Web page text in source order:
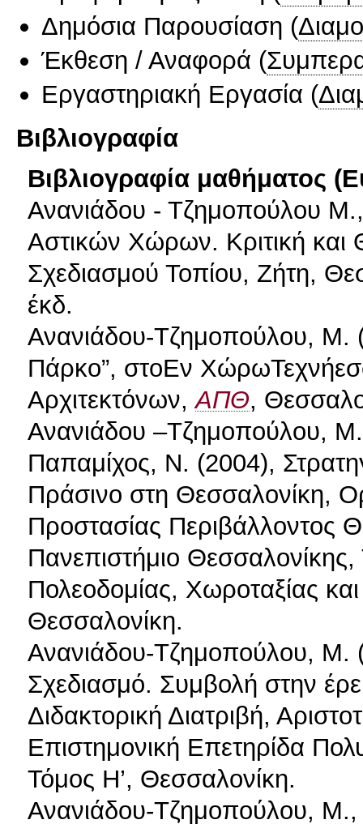
Δημόσια Παρουσίαση (
Έκθεση / Αναφορά (
Εργαστηριακή Εργασία (
Βιβλιογραφία
Βιβλιογραφία μαθήματος
Ανανιάδου - Τζημοπούλου Μ.,
Αστικών Χώρων. Κριτική και
Σχεδιασμού Τοπίου, Ζήτη,
έκδ.
Ανανιάδου-Τζημοπούλου, Μ.
Πάρκο”, στοΕν
Αρχιτεκτόνων,ΑΠΘ,
Ανανιάδου –Τζημοπούλου,
Παπαμίχος, Ν. (2004),
Πράσινο στη Θεσσαλονίκη,
Προστασίας Περιβάλλοντος
Πανεπιστήμιο
Πολεοδομίας, Χωροταξίας
Θεσσαλονίκη.
Ανανιάδου-Τζημοπούλου, Μ.
Σχεδιασμό. Συμβολή στην
Διδακτορική Διατριβή,
Επιστημονική Επετηρίδα
Τόμος Η’, Θεσσαλονίκη.
Ανανιάδου-Τζημοπούλου, Μ.,